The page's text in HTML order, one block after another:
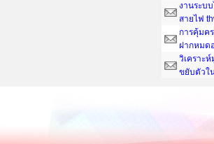
งานระบ
สายไฟ
การคุ้มค
ฝากหมด
วิเคราะ
ขยับตัวใ